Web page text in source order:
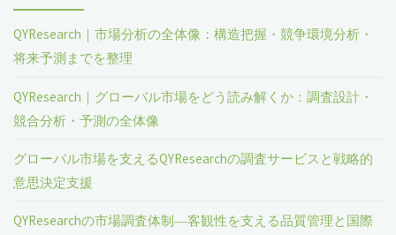
QYResearch｜市場分析の全体像：構造把握・競争環境分析・
将来予測までを整理
QYResearch｜グローバル市場をどう読み解くか：調査設計・
競合分析・予測の全体像
グローバル市場を支えるQYResearchの調査サービスと戦略的
意思決定支援
QYResearchの市場調査体制―客観性を支える品質管理と国際